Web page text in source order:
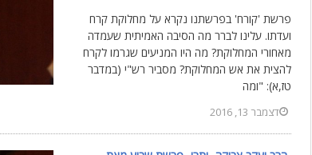
פרשת 'קורח' בפרשתנו נקרא על מחלוקת קרח
ועדתו. עלינו לברר מה הסיבה האמיתית שעמדה
מאחורי המחלוקת? מה היו המניעים שגרמו לקרח
להצית את אש המחלוקת? מסביר רש"י (במדבר
טז,א): "ומה
דצמבר 13, 2016